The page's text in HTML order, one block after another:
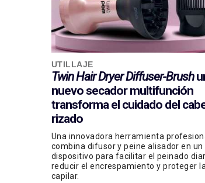
UTILLAJE
Twin Hair Dryer Diffuser-Brush
nuevo secador multifunción
transforma el cuidado del
rizado
Una innovadora herramienta
combina difusor y peine alisador en un
dispositivo para facilitar el peinado
reducir el encrespamiento y proteger
capilar.